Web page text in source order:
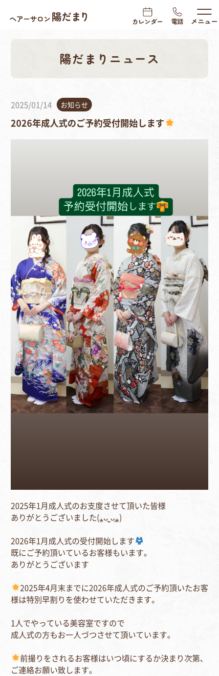
陽だまりニュース
2025/01/14 お知らせ
2026年成人式のご予約受付開始します
2025年1月成人式のお支度させて頂いた皆様⁣
ありがとうございました(⁎ᴗ͈ˬᴗ͈⁎)⁣
2026年1月成人式の受付開始します
既にご予約頂いているお客様もいます。⁣
ありがとうございます⁣
2025年4月末までに2026年成人式のご予約頂いたお客
様は特別早割りを使わせていただきます。⁣
1人でやっている美容室ですので⁣
成人式の方もお一人づつさせて頂いています。⁣
前撮りをされるお客様はいつ頃にするか決まり次第、
ご連絡お願い致します。⁣